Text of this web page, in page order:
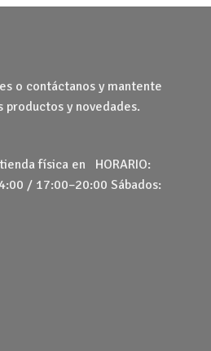
o contáctanos y mantente
y novedades.
física en HORARIO:
/ 17:00–20:00 Sábados: